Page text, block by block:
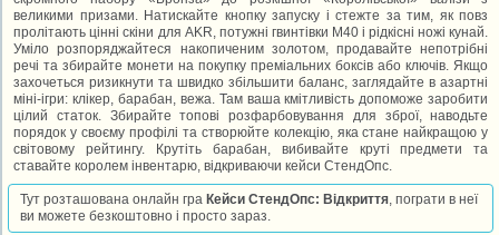
великими призами. Натискайте кнопку запуску і стежте за тим, як повз
пролітають цінні скіни для AKR, потужні гвинтівки M40 і рідкісні ножі кунай.
Уміло розпоряджайтеся накопиченим золотом, продавайте непотрібні
речі та збирайте монети на покупку преміальних боксів або ключів. Якщо
захочеться ризикнути та швидко збільшити баланс, заглядайте в азартні
міні-ігри: клікер, барабан, вежа. Там ваша кмітливість допоможе заробити
цілий статок. Збирайте топові розфарбовування для зброї, наводьте
порядок у своєму профілі та створюйте колекцію, яка стане найкращою у
світовому рейтингу. Крутіть барабан, вибивайте круті предмети та
ставайте королем інвентарю, відкриваючи кейси СтендОпс.
Тут розташована онлайн гра Кейси СтендОпс: Відкриття, пограти в неї
ви можете безкоштовно і просто зараз.